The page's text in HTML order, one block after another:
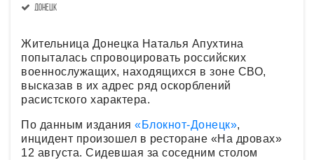
Донецк
Жительница Донецка Наталья Апухтина
попыталась спровоцировать российских
военнослужащих, находящихся в зоне СВО,
высказав в их адрес ряд оскорблений
расистского характера.
По данным издания «Блокнот-Донецк»,
инцидент произошел в ресторане «На дровах»
12 августа. Сидевшая за соседним столом